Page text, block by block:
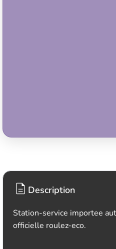
Description
Station-service importee
officielle roulez-eco.